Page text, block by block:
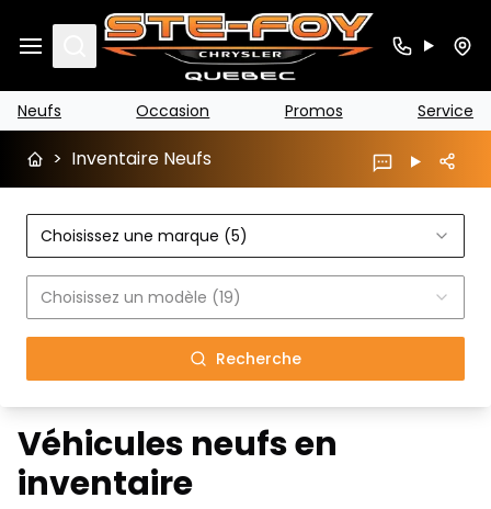
Search
Neufs Occasion Promos Service
> Inventaire Neufs
Choisissez une marque (5)
Choisissez un modèle (19)
Recherche
Véhicules neufs en
inventaire